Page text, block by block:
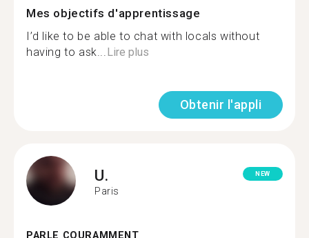
Mes objectifs d'apprentissage
I’d like to be able to chat with locals without
having to ask... Lire plus
Obtenir l'appli
U.
Paris
NEW
PARLE COURAMMENT